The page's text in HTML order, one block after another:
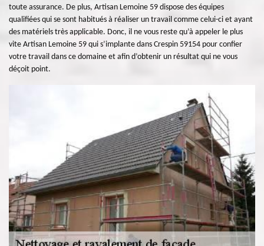
toute assurance. De plus, Artisan Lemoine 59 dispose des équipes
qualifiées qui se sont habitués à réaliser un travail comme celui-ci et ayant
des matériels très applicable. Donc, il ne vous reste qu’à appeler le plus
vite Artisan Lemoine 59 qui s’implante dans Crespin 59154 pour confier
votre travail dans ce domaine et afin d’obtenir un résultat qui ne vous
déçoit point.